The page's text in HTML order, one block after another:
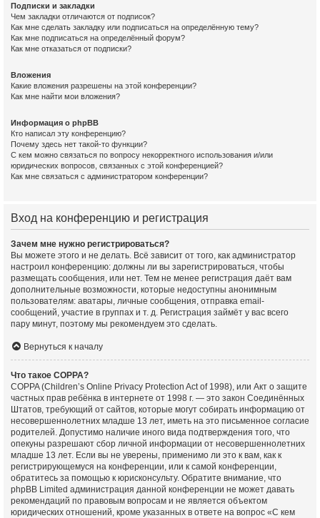
Подписки и закладки
Чем закладки отличаются от подписок?
Как мне сделать закладку или подписаться на определённую тему?
Как мне подписаться на определённый форум?
Как мне отказаться от подписки?
Вложения
Какие вложения разрешены на этой конференции?
Как мне найти мои вложения?
Информация о phpBB
Кто написал эту конференцию?
Почему здесь нет такой-то функции?
С кем можно связаться по вопросу некорректного использования и/или
юридических вопросов, связанных с этой конференцией?
Как мне связаться с администратором конференции?
Вход на конференцию и регистрация
Зачем мне нужно регистрироваться?
Вы можете этого и не делать. Всё зависит от того, как администратор
настроил конференцию: должны ли вы зарегистрироваться, чтобы
размещать сообщения, или нет. Тем не менее регистрация даёт вам
дополнительные возможности, которые недоступны анонимным
пользователям: аватары, личные сообщения, отправка email-
сообщений, участие в группах и т. д. Регистрация займёт у вас всего
пару минут, поэтому мы рекомендуем это сделать.
Вернуться к началу
Что такое COPPA?
COPPA (Children’s Online Privacy Protection Act of 1998), или Акт о защите
частных прав ребёнка в интернете от 1998 г. — это закон Соединённых
Штатов, требующий от сайтов, которые могут собирать информацию от
несовершеннолетних младше 13 лет, иметь на это письменное согласие
родителей. Допустимо наличие иного вида подтверждения того, что
опекуны разрешают сбор личной информации от несовершеннолетних
младше 13 лет. Если вы не уверены, применимо ли это к вам, как к
регистрирующемуся на конференции, или к самой конференции,
обратитесь за помощью к юрисконсульту. Обратите внимание, что
phpBB Limited администрация данной конференции не может давать
рекомендаций по правовым вопросам и не является объектом
юридических отношений, кроме указанных в ответе на вопрос «С кем